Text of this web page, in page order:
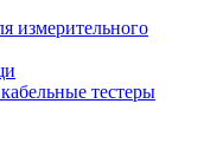
измерительного
тестеры